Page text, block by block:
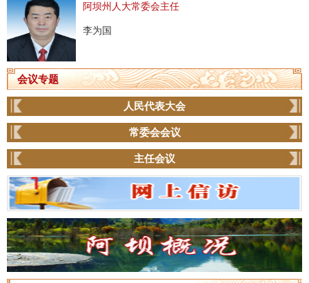
阿坝州人大常委会主任
李为国
会议专题
人民代表大会
常委会会议
主任会议